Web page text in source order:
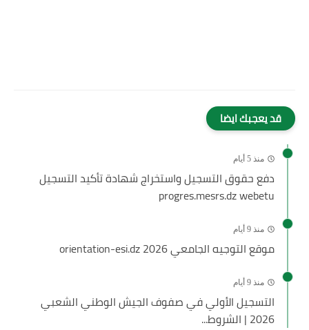
قد يعجبك ايضا
منذ 5 أيام
دفع حقوق التسجيل واستخراج شهادة تأكيد التسجيل
progres.mesrs.dz webetu
منذ 9 أيام
موقع التوجيه الجامعي 2026 orientation-esi.dz
منذ 9 أيام
التسجيل الأولي في صفوف الجيش الوطني الشعبي
2026 | الشروط...